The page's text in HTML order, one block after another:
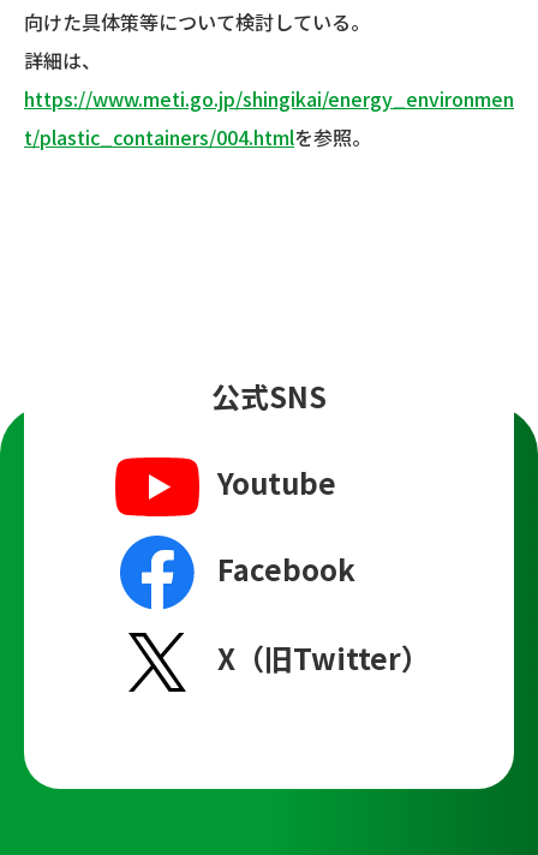
向けた具体策等について検討している。
詳細は、
https://www.meti.go.jp/shingikai/energy_environmen
t/plastic_containers/004.htmlを参照。
公式SNS
Youtube
Facebook
X（旧Twitter）